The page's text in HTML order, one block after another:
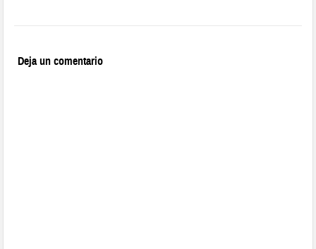
Deja un comentario